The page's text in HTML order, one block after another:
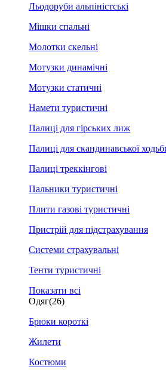
Льодоруби альпіністські
Мішки спальні
Молотки скельні
Мотузки динамічні
Мотузки статичні
Намети туристичні
Палиці для гірських лиж
Палиці для скандинавської
Палиці треккінгові
Пальники туристичні
Плити газові туристичні
Пристрій для підстрахування
Системи страхувальні
Тенти туристичні
Показати всі
Одяг(26)
Брюки короткі
Жилети
Костюми